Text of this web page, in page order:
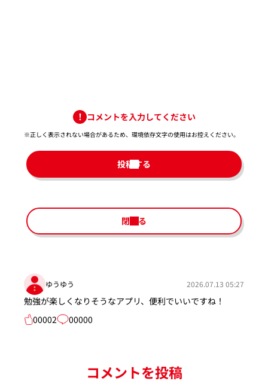
コメントを入力してください
※正しく表示されない場合があるため、環境依存文字の使用はお控えください。​
投稿する
閉じる
ゆうゆう 2026.07.13 05:27
勉強が楽しくなりそうなアプリ、便利でいいですね！
00002
00000
コメントを投稿